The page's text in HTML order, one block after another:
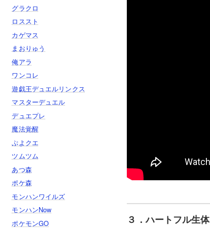
グラクロ
ロススト
カゲマス
まおりゅう
俺アラ
ワンコレ
遊戯王デュエルリンクス
マスターデュエル
デュエプレ
魔法覚醒
ぷよクエ
ツムツム
あつ森
ポケ森
モンハンワイルズ
モンハンNow
ポケモンGO
３．ハートフル生